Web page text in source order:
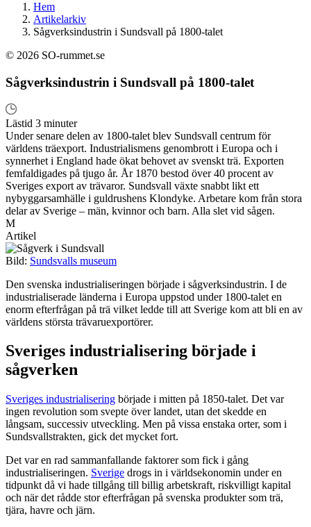
Hem
Artikelarkiv
Sågverksindustrin i Sundsvall på 1800-talet
© 2026 SO-rummet.se
Sågverksindustrin i Sundsvall på 1800-talet
Lästid 3 minuter
Under senare delen av 1800-talet blev Sundsvall centrum för
världens träexport. Industrialismens genombrott i Europa och i
synnerhet i England hade ökat behovet av svenskt trä. Exporten
femfaldigades på tjugo år. År 1870 bestod över 40 procent av
Sveriges export av trävaror. Sundsvall växte snabbt likt ett
nybyggarsamhälle i guldrushens Klondyke. Arbetare kom från stora
delar av Sverige – män, kvinnor och barn. Alla slet vid sågen.
M
Artikel
Bild: Sundsvalls museum
Den svenska industrialiseringen började i sågverksindustrin. I de
industrialiserade länderna i Europa uppstod under 1800-talet en
enorm efterfrågan på trä vilket ledde till att Sverige kom att bli en av
världens största trävaruexportörer.
Sveriges industrialisering började i
sågverken
Sveriges industrialisering började i mitten på 1850-talet. Det var
ingen revolution som svepte över landet, utan det skedde en
långsam, successiv utveckling. Men på vissa enstaka orter, som i
Sundsvallstrakten, gick det mycket fort.
Det var en rad sammanfallande faktorer som fick i gång
industrialiseringen. Sverige drogs in i världsekonomin under en
tidpunkt då vi hade tillgång till billig arbetskraft, riskvilligt kapital
och när det rådde stor efterfrågan på svenska produkter som trä,
tjära, havre och järn.